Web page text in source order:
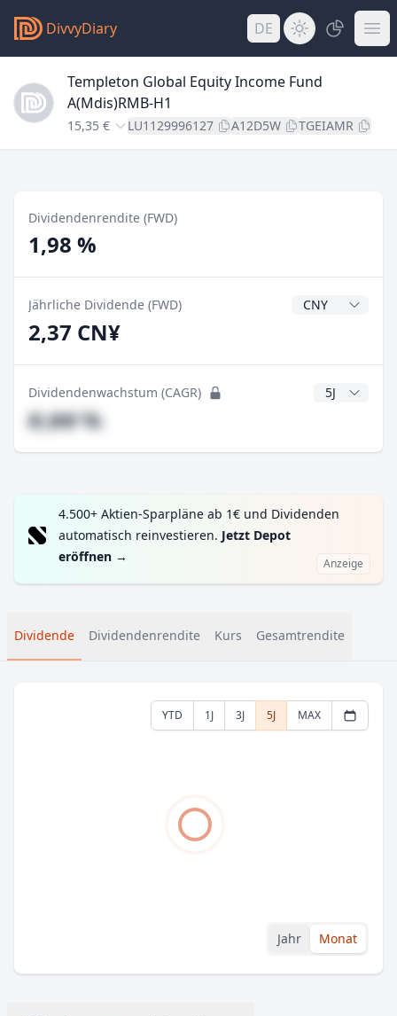
DivvyDiary DE
Templeton Global Equity Income Fund
A(Mdis)RMB-H1
15,35 € LU1129996127 A12D5W TGEIAMR
Dividendenrendite (FWD)
1,98 %
Jährliche Dividende (FWD)
2,37 CN¥
Dividendenwachstum (CAGR) CAGR Jahre
#,## %
4.500+ Aktien-Sparpläne ab 1€ und Dividenden
automatisch reinvestieren. Jetzt Depot
eröffnen → Anzeige
Dividende Dividendenrendite Kurs Gesamtrendite
YTD 1J 3J 5J MAX
Jahr Monat